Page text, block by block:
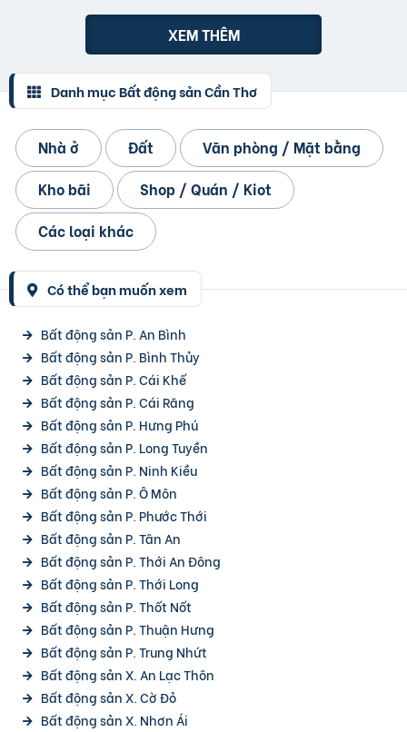
XEM THÊM
Danh mục Bất động sản Cần Thơ
Nhà ở Đất
Văn phòng / Mặt bằng
Kho bãi
Shop / Quán / Kiot
Các loại khác
Có thể bạn muốn xem
Bất động sản P. An Bình
Bất động sản P. Bình Thủy
Bất động sản P. Cái Khế
Bất động sản P. Cái Răng
Bất động sản P. Hưng Phú
Bất động sản P. Long Tuyền
Bất động sản P. Ninh Kiều
Bất động sản P. Ô Môn
Bất động sản P. Phước Thới
Bất động sản P. Tân An
Bất động sản P. Thới An Đông
Bất động sản P. Thới Long
Bất động sản P. Thốt Nốt
Bất động sản P. Thuận Hưng
Bất động sản P. Trung Nhứt
Bất động sản X. An Lạc Thôn
Bất động sản X. Cờ Đỏ
Bất động sản X. Nhơn Ái